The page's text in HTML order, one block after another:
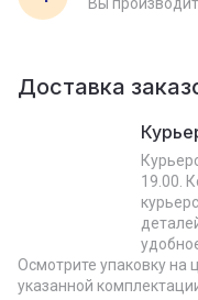
Доставка
19.00.
Осмотрите упаковку на
указанной